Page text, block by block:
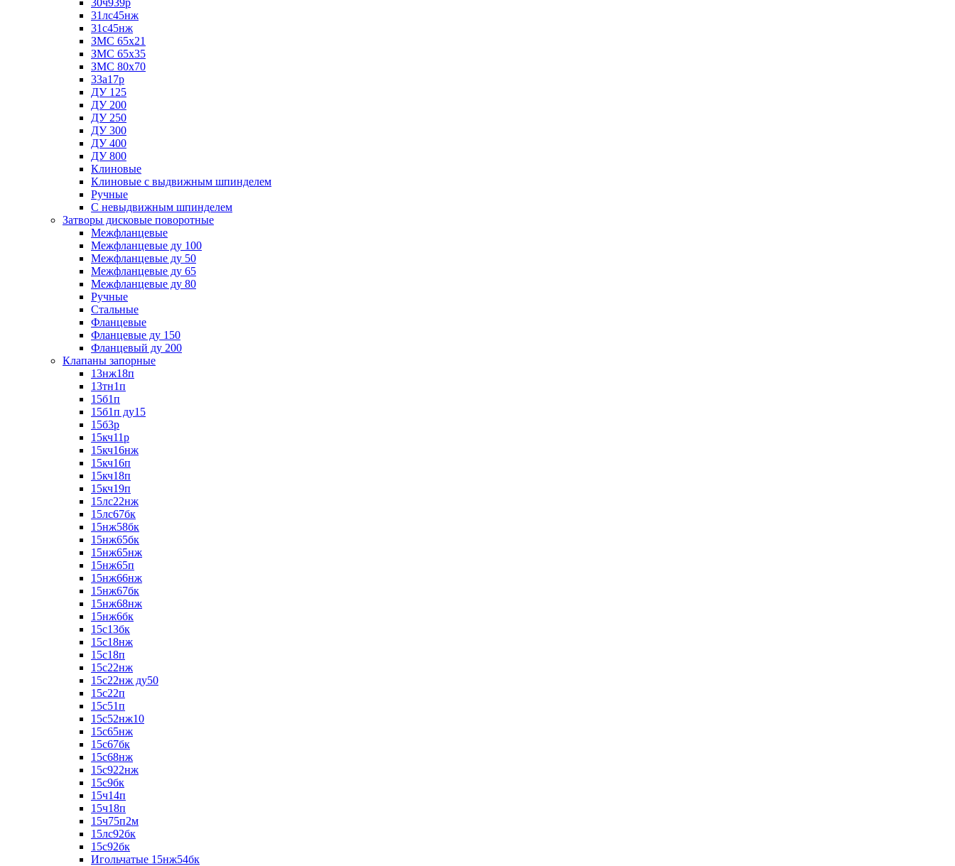
30ч939р
31лс45нж
31с45нж
ЗМС 65х21
ЗМС 65х35
ЗМС 80х70
33а17р
ДУ 125
ДУ 200
ДУ 250
ДУ 300
ДУ 400
ДУ 800
Клиновые
Клиновые с выдвижным шпинделем
Ручные
С невыдвижным шпинделем
Затворы дисковые поворотные
Межфланцевые
Межфланцевые ду 100
Межфланцевые ду 50
Межфланцевые ду 65
Межфланцевые ду 80
Ручные
Стальные
Фланцевые
Фланцевые ду 150
Фланцевый ду 200
Клапаны запорные
13нж18п
13тн1п
15б1п
15б1п ду15
15б3р
15кч11р
15кч16нж
15кч16п
15кч18п
15кч19п
15лс22нж
15лс67бк
15нж58бк
15нж65бк
15нж65нж
15нж65п
15нж66нж
15нж67бк
15нж68нж
15нж6бк
15с13бк
15с18нж
15с18п
15с22нж
15с22нж ду50
15с22п
15с51п
15с52нж10
15с65нж
15с67бк
15с68нж
15с922нж
15с9бк
15ч14п
15ч18п
15ч75п2м
15лс92бк
15с92бк
Игольчатые 15нж54бк